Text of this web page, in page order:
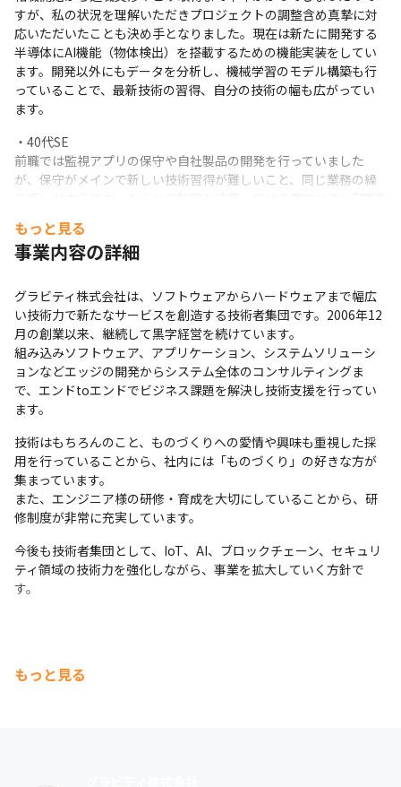
・技術スキルは若手のため低いが客先とのチームワークを
大切にコミュニケーション、誠実に愚直に業務遂行
・PJT成功のために客先のチームメンバに積極的な働きか
けメンバを巻き込みながら取り組む
・業務遂行において広い視点を持ち独りよがりにならずに
客観的な意見、提案活動している
・客先の要望を必ず形にし、新規開発において特に強みを
持つなど自分の技術スキルを武器に信頼度を勝ち取ってい
る
の総合的なバランス面の高さ
・社内プロダクトに社員自ら積極的に取り組み、業績拡大
・新たな案件を自ら獲得し、新規採用者の面接から契約ま
でを支援。業績拡大に貢献した
・会社が目標とする増員計画に対し、社員自らリファラル
などに積極的に取り組んだ
など
すが、私の状況を理解いただきプロジェクトの調整含め真摯に対
応いただいたことも決め手となりました。現在は新たに開発する
半導体にAI機能（物体検出）を搭載するための機能実装をしてい
ます。開発以外にもデータを分析し、機械学習のモデル構築も行
っていることで、最新技術の習得、自分の技術の幅も広がってい
ます。
・40代SE
前職では監視アプリの保守や自社製品の開発を行っていました
が、保守がメインで新しい技術習得が難しいこと、同じ業務の繰
現在は、エッジ端末とクラウド(AWS)との連携、スマートフォン
ネイティブアプリ)を駆使した開発を行っています。
・20代SE
前職は、制御系の仕事ができると思って入社したものの、実際に
はその機会が少なかったため、より技術面で成長できる環境を求
めて転職を決意。IoT、AIなど高度技術に関する技術が学べそうだ
と思いグラビティに入社しました。
現在は、5Gの新しい技術に関わるプロジェクトでこれまで培った
画像処理経験を活かしさらに高度な技術を積み重ねています。
・20代PG
私は開発が好きで、生涯開発者としてキャリアを築いていきたい
と思っていました。
しかし前職ではPMに進むキャリアパスしか選択肢がなく、自身の
意向を尊重してもらえない風土と感じ、転職を決意。
グラビティの求人に書かれていた「求める人物像」がまさに自分
に当てはまっていたことから応募し、面接を通してモノづくりを
大切にする社風に惹かれ、当社に入社しました。
もっと見る
事業内容の詳細
グラビティ株式会社は、ソフトウェアからハードウェアまで幅広
い技術力で新たなサービスを創造する技術者集団です。2006年12
月の創業以来、継続して黒字経営を続けています。
組み込みソフトウェア、アプリケーション、システムソリューシ
ョンなどエッジの開発からシステム全体のコンサルティングま
で、エンドtoエンドでビジネス課題を解決し技術支援を行ってい
ます。
技術はもちろんのこと、ものづくりへの愛情や興味も重視した採
用を行っていることから、社内には「ものづくり」の好きな方が
集まっています。
また、エンジニア様の研修・育成を大切にしていることから、研
修制度が非常に充実しています。
今後も技術者集団として、IoT、AI、ブロックチェーン、セキュリ
ティ領域の技術力を強化しながら、事業を拡大していく方針で
す。
もっと見る